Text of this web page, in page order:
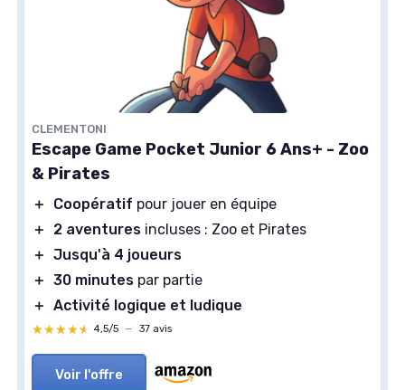
CLEMENTONI
Escape Game Pocket Junior 6 Ans+ - Zoo
& Pirates
＋ Coopératif pour jouer en équipe
＋
2 aventures incluses : Zoo et Pirates
＋ Jusqu'à 4 joueurs
＋ 30 minutes par partie
＋ Activité logique et ludique
★★★★★
★★★★★ 4,5/5 — 37 avis
Voir l'offre